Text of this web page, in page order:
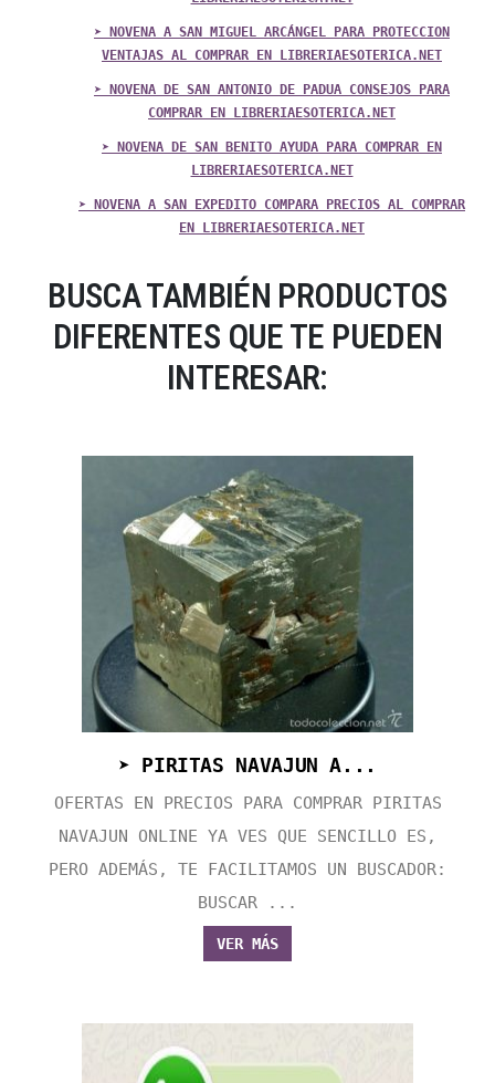
➤ NOVENA A SAN MIGUEL ARCÁNGEL PARA PROTECCION
VENTAJAS AL COMPRAR EN LIBRERIAESOTERICA.NET
➤ NOVENA DE SAN ANTONIO DE PADUA CONSEJOS PARA
COMPRAR EN LIBRERIAESOTERICA.NET
➤ NOVENA DE SAN BENITO AYUDA PARA COMPRAR EN
LIBRERIAESOTERICA.NET
➤ NOVENA A SAN EXPEDITO COMPARA PRECIOS AL COMPRAR
EN LIBRERIAESOTERICA.NET
BUSCA TAMBIÉN PRODUCTOS
DIFERENTES QUE TE PUEDEN
INTERESAR:
➤ PIRITAS NAVAJUN A...
OFERTAS EN PRECIOS PARA COMPRAR PIRITAS
NAVAJUN ONLINE YA VES QUE SENCILLO ES,
PERO ADEMÁS, TE FACILITAMOS UN BUSCADOR:
BUSCAR ...
VER MÁS